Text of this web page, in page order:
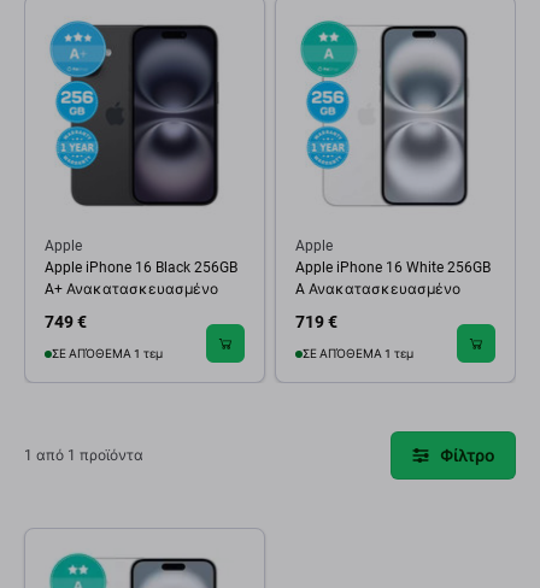
Apple
Apple iPhone 16 Black 256GB
A+ Ανακατασκευασμένο
749 €
ΣΕ ΑΠΌΘΕΜΑ 1 τεμ
Apple
Apple iPhone 16 White 256GB
A Ανακατασκευασμένο
719 €
ΣΕ ΑΠΌΘΕΜΑ 1 τεμ
1 από 1 προϊόντα Φίλτρο